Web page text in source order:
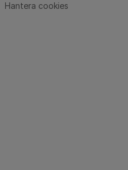
Hantera cookies